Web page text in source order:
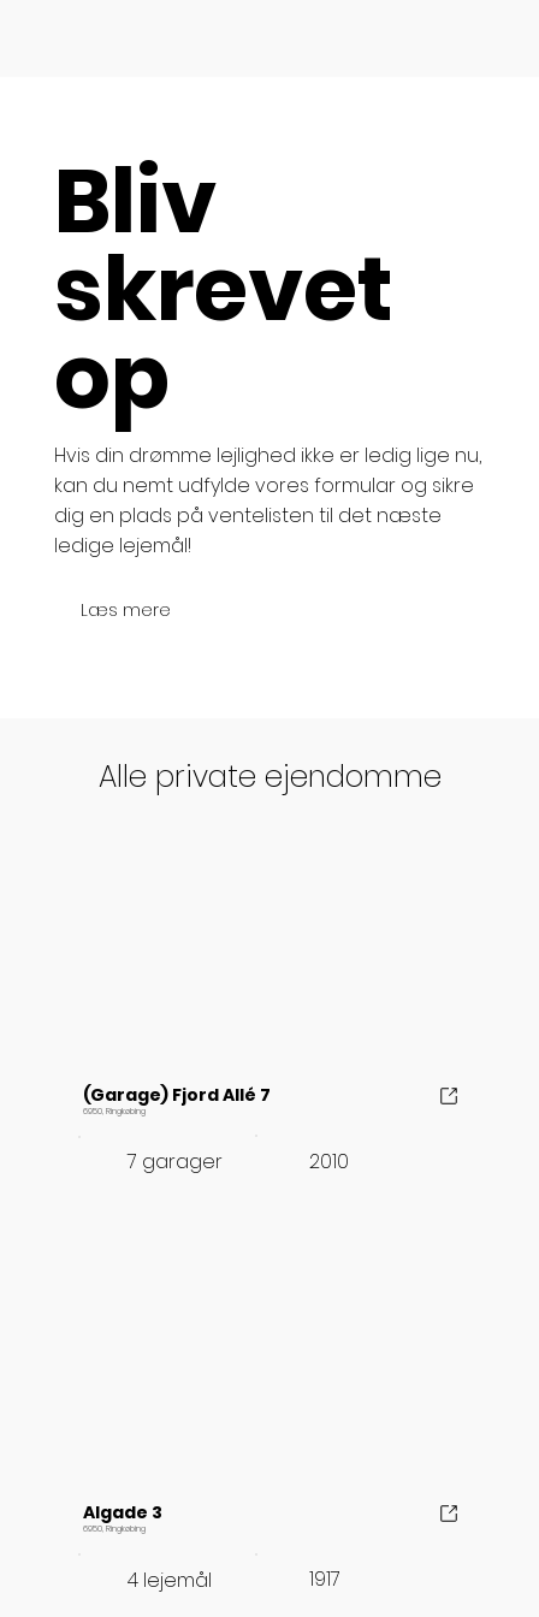
Bliv
skrevet
op
Hvis din drømme lejlighed ikke er ledig lige nu,
kan du nemt udfylde vores formular og sikre
dig en plads på ventelisten til det næste
ledige lejemål!
Læs mere
Alle private ejendomme
(Garage) Fjord Allé 7
6950, Ringkøbing
7 garager 2010
Algade 3
6950, Ringkøbing
4 lejemål 1917